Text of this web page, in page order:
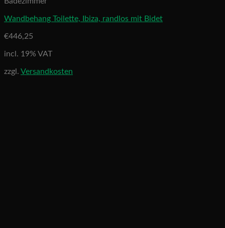
Wandbehang Toilette, Ibiza, randlos mit Bidet
€446,25
incl. 19% VAT
zzgl. Versandkosten